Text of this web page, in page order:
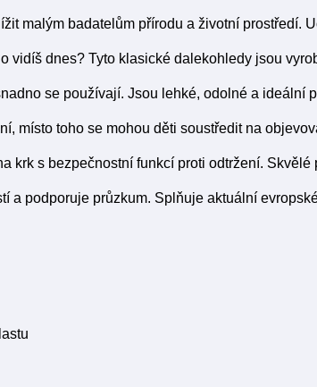
malým badatelům přírodu a životní prostředí.
vidíš dnes? Tyto klasické dalekohledy jsou
se používají. Jsou lehké, odolné a ideální
místo toho se mohou děti soustředit na
krk s bezpečnostní funkcí proti odtržení. Skvělé
a podporuje průzkum. Splňuje aktuální